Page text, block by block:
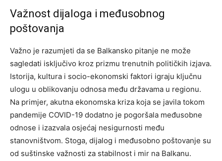
Važnost dijaloga i međusobnog
poštovanja
Važno je razumjeti da se Balkansko pitanje ne može
sagledati isključivo kroz prizmu trenutnih političkih izjava.
Istorija, kultura i socio-ekonomski faktori igraju ključnu
ulogu u oblikovanju odnosa među državama u regionu.
Na primjer, akutna ekonomska kriza koja se javila tokom
pandemije COVID-19 dodatno je pogoršala međusobne
odnose i izazvala osjećaj nesigurnosti među
stanovništvom. Stoga, dijalog i međusobno poštovanje su
od suštinske važnosti za stabilnost i mir na Balkanu.